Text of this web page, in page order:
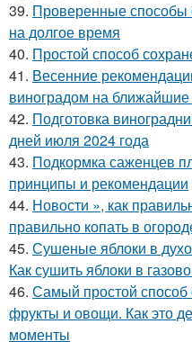
39. Проверенные способы
на долгое время
40. Простой способ
41. Весенние
виноградом на
42. Подготовка
дней июля 2024 года
43. Подкормка саженцев
принципы и рекомендации
44. Новости », как
правильно копать в
45. Сушеные яблоки в
Как сушить яблоки в
46. Самый простой
фрукты и овощи. Как это
моменты